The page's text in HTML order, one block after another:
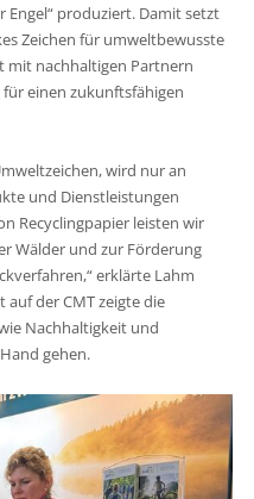
Engel“ produziert. Damit setzt
Zeichen für umweltbewusste
mit nachhaltigen Partnern
einen zukunftsfähigen
wird nur an
und Dienstleistungen
Recyclingpapier leisten wir
Wälder und zur Förderung
erklärte Lahm
der CMT zeigte die
Nachhaltigkeit und
gehen.